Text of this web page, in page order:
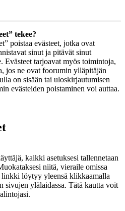
tekee?
poistaa evästeet, jotka ovat
sinut ja pitävät sinut
Evästeet tarjoavat myös toimintoja,
jos ne ovat foorumin ylläpitäjän
on sisään tai uloskirjautumisen
evästeiden poistaminen voi auttaa.
kaikki asetuksesi tallennetaan
niitä, vieraile omissa
linkki löytyy yleensä klikkaamalla
sivujen ylälaidassa. Tätä kautta voit